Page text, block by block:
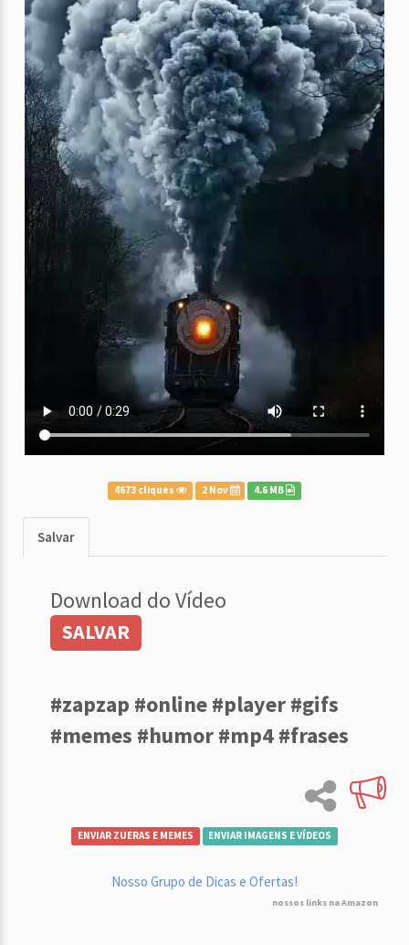
4673 cliques 2 Nov 4.6 MB
Salvar
Download do Vídeo
SALVAR
#zapzap #online #player #gifs
#memes #humor #mp4 #frases
ENVIAR ZUERAS E MEMES ENVIAR IMAGENS E VÍDEOS
Nosso Grupo de Dicas e Ofertas!
nossos links na Amazon